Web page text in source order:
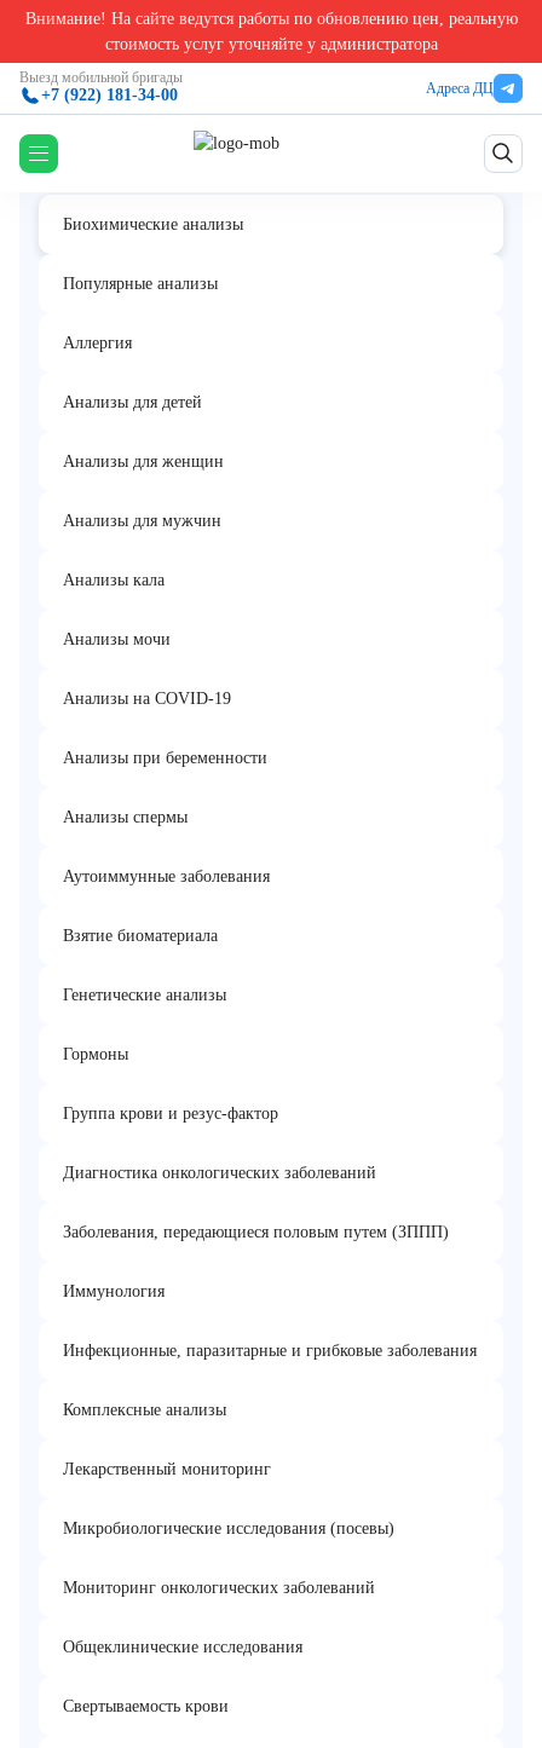
Внимание! На сайте ведутся работы по обновлению цен, реальную
стоимость услуг уточняйте у администратора
Выезд мобильной бригады
+7 (922) 181-34-00 Адреса ДЦ
Биохимические анализы в Екатеринбурге Свинец в волосах
Свинец в волосах
Биохимические анализы
Популярные анализы
Аллергия
Анализы для детей
Анализы для женщин
Анализы для мужчин
Анализы кала
Анализы мочи
Анализы на COVID-19
Анализы при беременности
Анализы спермы
Аутоиммунные заболевания
Взятие биоматериала
Генетические анализы
Гормоны
Группа крови и резус-фактор
Диагностика онкологических заболеваний
Заболевания, передающиеся половым путем (ЗППП)
Иммунология
Инфекционные, паразитарные и грибковые заболевания
Комплексные анализы
Лекарственный мониторинг
Микробиологические исследования (посевы)
Мониторинг онкологических заболеваний
Общеклинические исследования
Свертываемость крови